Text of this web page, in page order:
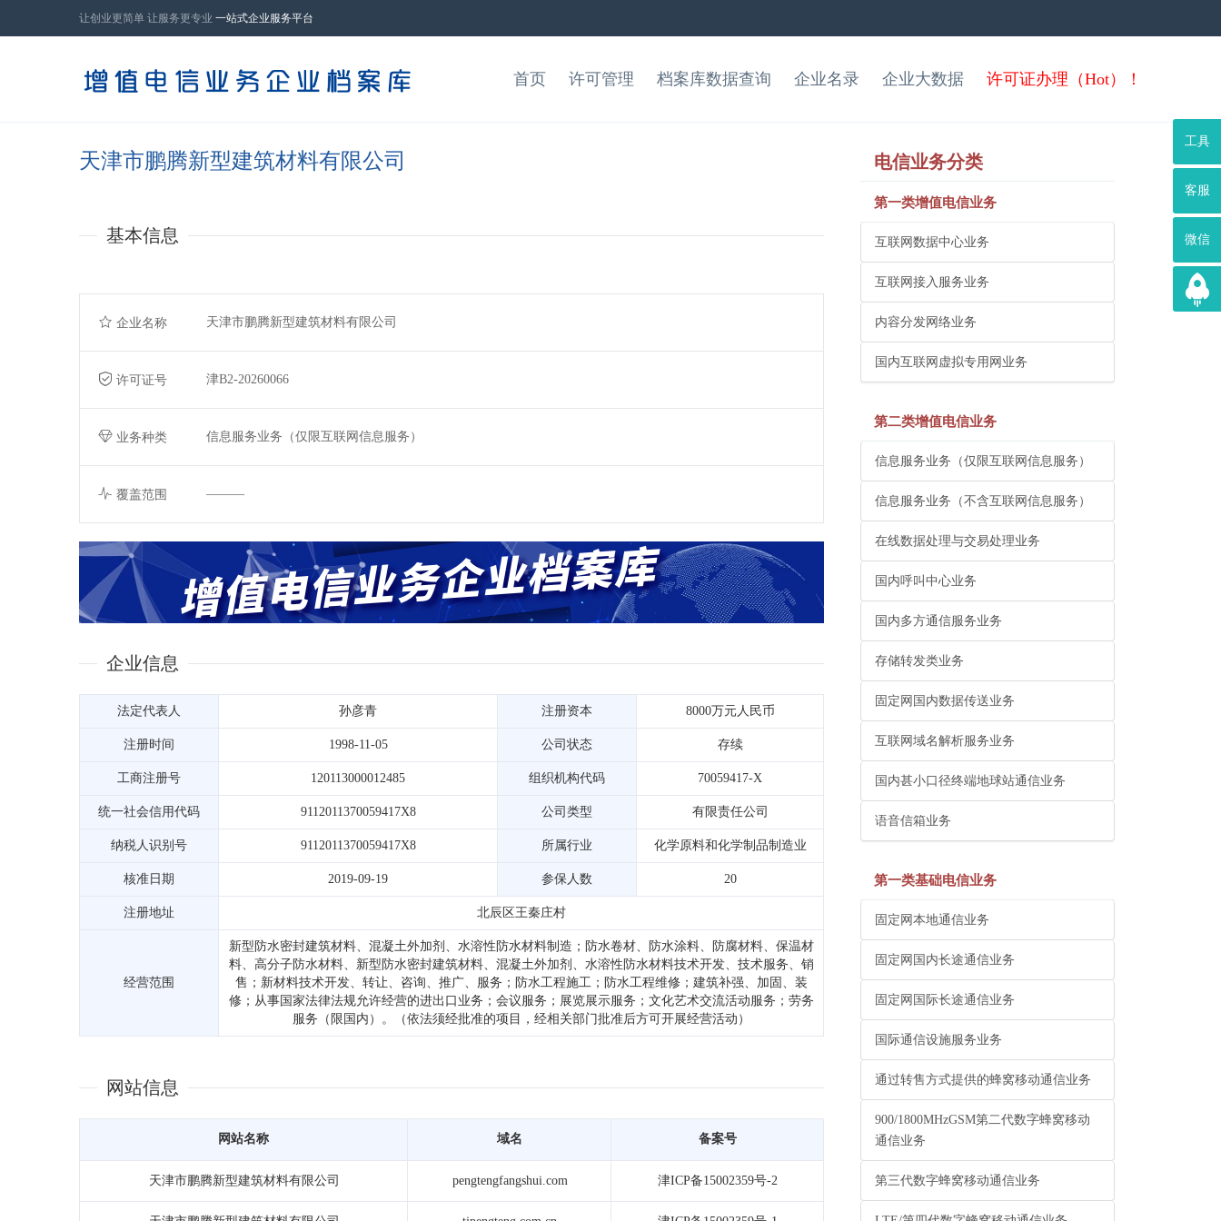
让创业更简单 让服务更专业 一站式企业服务平台
许可证办理（Hot）！
企业大数据
企业名录
档案库数据查询
许可管理
首页
天津市鹏腾新型建筑材料有限公司
基本信息
企业名称 天津市鹏腾新型建筑材料有限公司
许可证号 津B2-20260066
业务种类 信息服务业务（仅限互联网信息服务）
覆盖范围 ———
企业信息
法定代表人 孙彦青 注册资本 8000万元人民币
注册时间 1998-11-05 公司状态 存续
工商注册号 120113000012485 组织机构代码 70059417-X
统一社会信用代码 9112011370059417X8 公司类型 有限责任公司
纳税人识别号 9112011370059417X8 所属行业 化学原料和化学制品制造业
核准日期 2019-09-19 参保人数 20
注册地址 北辰区王秦庄村
经营范围
新型防水密封建筑材料、混凝土外加剂、水溶性防水材料制造；防水卷材、防水涂料、防腐材料、保温材
料、高分子防水材料、新型防水密封建筑材料、混凝土外加剂、水溶性防水材料技术开发、技术服务、销
售；新材料技术开发、转让、咨询、推广、服务；防水工程施工；防水工程维修；建筑补强、加固、装
修；从事国家法律法规允许经营的进出口业务；会议服务；展览展示服务；文化艺术交流活动服务；劳务
服务（限国内）。（依法须经批准的项目，经相关部门批准后方可开展经营活动）
网站信息
网站名称 域名 备案号
天津市鹏腾新型建筑材料有限公司 pengtengfangshui.com 津ICP备15002359号-2
电信业务分类
第一类增值电信业务
互联网数据中心业务
互联网接入服务业务
内容分发网络业务
国内互联网虚拟专用网业务
第二类增值电信业务
信息服务业务（仅限互联网信息服务）
信息服务业务（不含互联网信息服务）
在线数据处理与交易处理业务
国内呼叫中心业务
国内多方通信服务业务
存储转发类业务
固定网国内数据传送业务
互联网域名解析服务业务
国内甚小口径终端地球站通信业务
语音信箱业务
第一类基础电信业务
固定网本地通信业务
固定网国内长途通信业务
固定网国际长途通信业务
国际通信设施服务业务
通过转售方式提供的蜂窝移动通信业务
900/1800MHzGSM第二代数字蜂窝移动
通信业务
第三代数字蜂窝移动通信业务
工具
客服
微信